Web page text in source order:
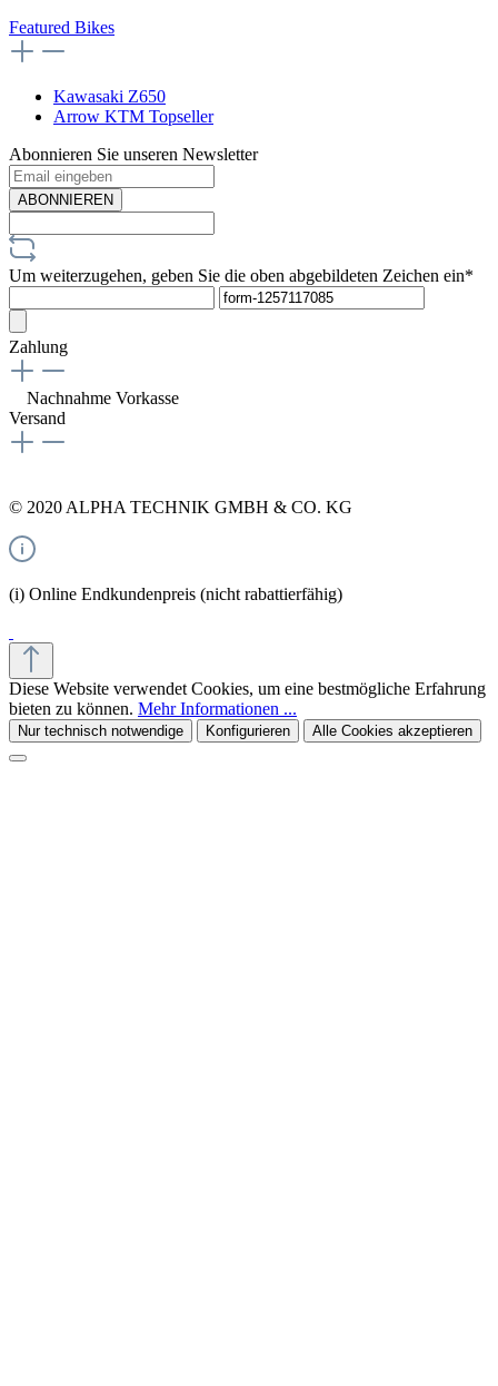
Featured Bikes
Kawasaki Z650
Arrow KTM Topseller
Abonnieren Sie unseren Newsletter
ABONNIEREN
Um weiterzugehen, geben Sie die oben abgebildeten Zeichen ein*
Zahlung
Nachnahme Vorkasse
Versand
© 2020 ALPHA TECHNIK GMBH & CO. KG
(i) Online Endkundenpreis (nicht rabattierfähig)
Diese Website verwendet Cookies, um eine bestmögliche Erfahrung
bieten zu können. Mehr Informationen ...
Nur technisch notwendige Konfigurieren Alle Cookies akzeptieren